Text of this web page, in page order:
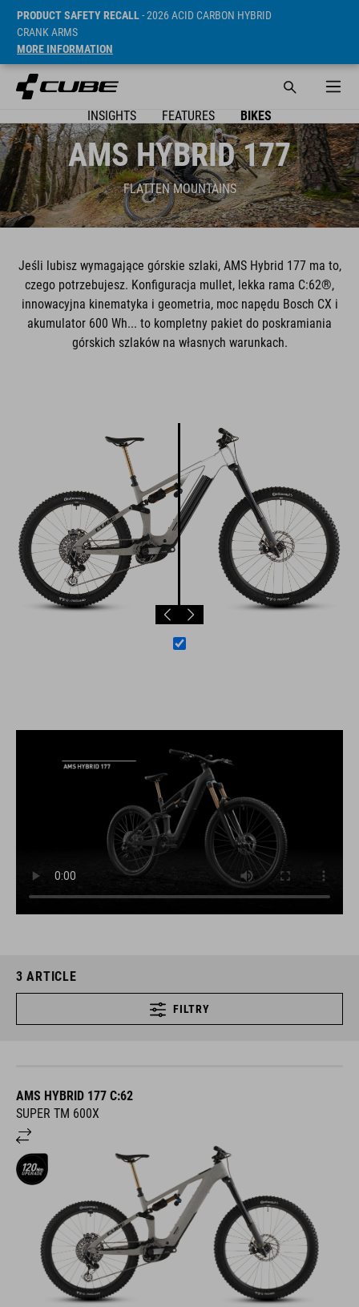
PRODUCT SAFETY RECALL- 2026 ACID CARBON HYBRID
CRANK ARMS
MORE INFORMATION
INSIGHTS FEATURES BIKES
AMS HYBRID 177
FLATTEN MOUNTAINS
Jeśli lubisz wymagające górskie szlaki, AMS Hybrid 177 ma to,
czego potrzebujesz. Konfiguracja mullet, lekka rama C:62®,
innowacyjna kinematyka i geometria, moc napędu Bosch CX i
akumulator 600 Wh... to kompletny pakiet do poskramiania
górskich szlaków na własnych warunkach.
3 ARTICLE
FILTRY
AMS HYBRID 177 C:62
SUPER TM 600X